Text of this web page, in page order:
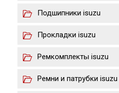
Подшипники isuzu
Прокладки isuzu
Ремкомплекты isuzu
Ремни и патрубки isuzu